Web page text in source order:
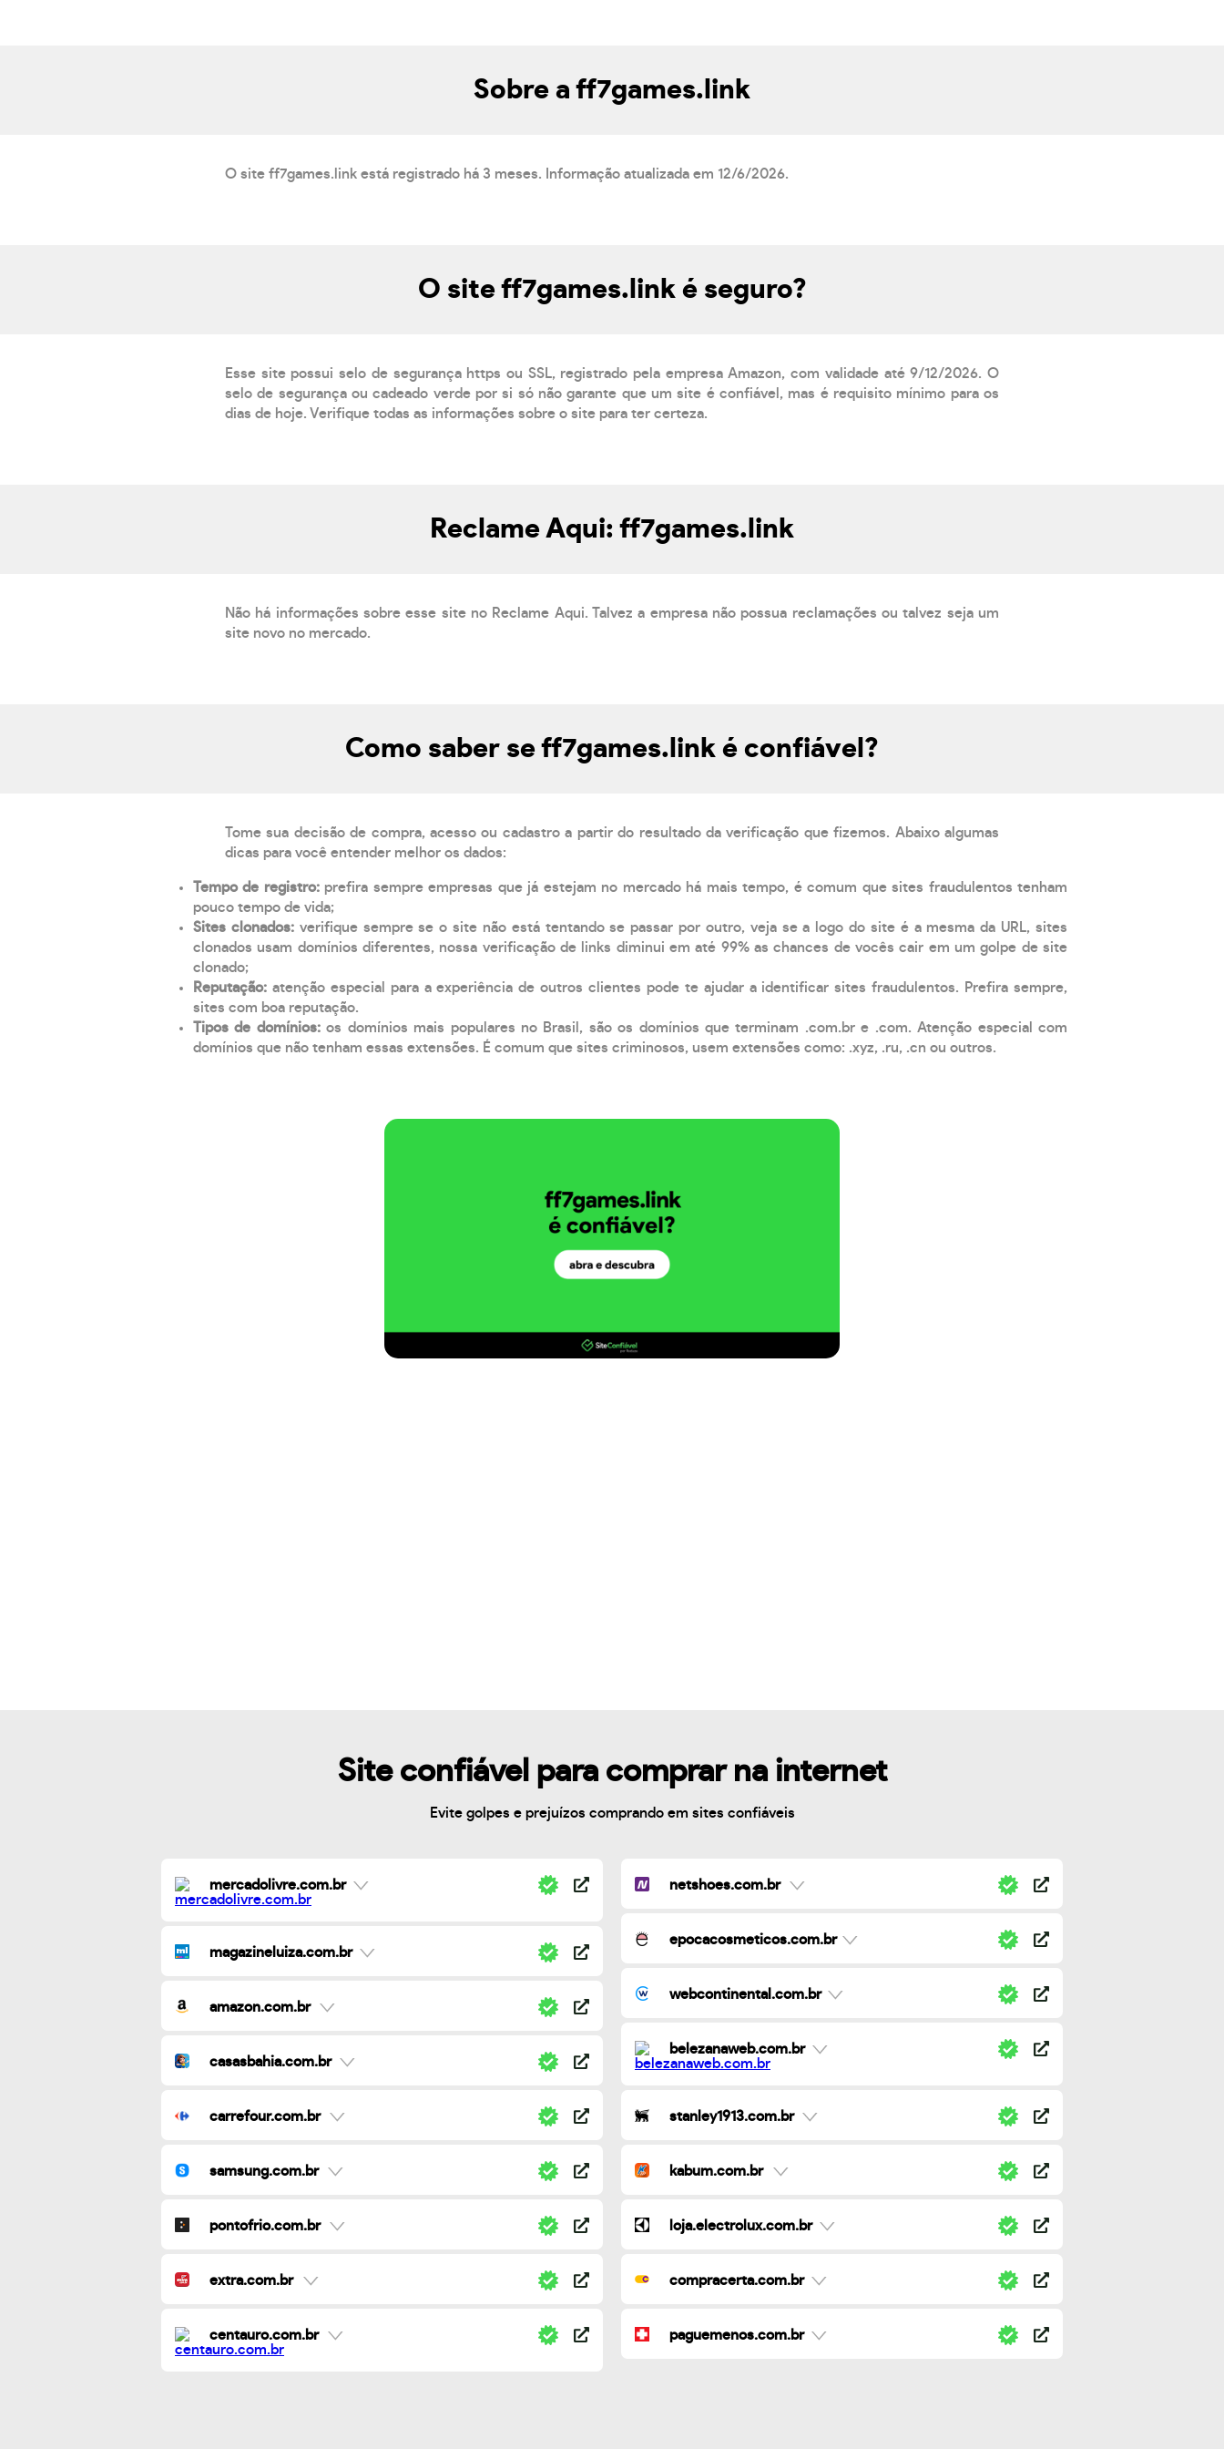
Sobre a ff7games.link
O site ff7games.link está registrado há 3 meses. Informação atualizada em 12/6/2026.
O site ff7games.link é seguro?
Esse site possui selo de segurança https ou SSL, registrado pela empresa Amazon, com validade até 9/12/2026. O
selo de segurança ou cadeado verde por si só não garante que um site é confiável, mas é requisito mínimo para os
dias de hoje. Verifique todas as informações sobre o site para ter certeza.
Reclame Aqui: ff7games.link
Não há informações sobre esse site no Reclame Aqui. Talvez a empresa não possua reclamações ou talvez seja um
site novo no mercado.
Como saber se ff7games.link é confiável?
Tome sua decisão de compra, acesso ou cadastro a partir do resultado da verificação que fizemos. Abaixo algumas
dicas para você entender melhor os dados:
Tempo de registro: prefira sempre empresas que já estejam no mercado há mais tempo, é comum que sites fraudulentos tenham
pouco tempo de vida;
Sites clonados: verifique sempre se o site não está tentando se passar por outro, veja se a logo do site é a mesma da URL, sites
clonados usam domínios diferentes, nossa verificação de links diminui em até 99% as chances de vocês cair em um golpe de site
clonado;
Reputação: atenção especial para a experiência de outros clientes pode te ajudar a identificar sites fraudulentos. Prefira sempre,
sites com boa reputação.
Tipos de domínios:os domínios mais populares no Brasil, são os domínios que terminam .com.br e .com. Atenção especial com
domínios que não tenham essas extensões. É comum que sites criminosos, usem extensões como: .xyz, .ru, .cn ou outros.
Site confiável para comprar na internet
Evite golpes e prejuízos comprando em sites confiáveis
mercadolivre.com.br
magazineluiza.com.br
amazon.com.br
casasbahia.com.br
carrefour.com.br
samsung.com.br
pontofrio.com.br
extra.com.br
centauro.com.br
netshoes.com.br
epocacosmeticos.com.br
webcontinental.com.br
belezanaweb.com.br
stanley1913.com.br
kabum.com.br
loja.electrolux.com.br
compracerta.com.br
paguemenos.com.br